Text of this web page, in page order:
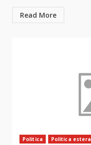
Read More
Politica Politica estera